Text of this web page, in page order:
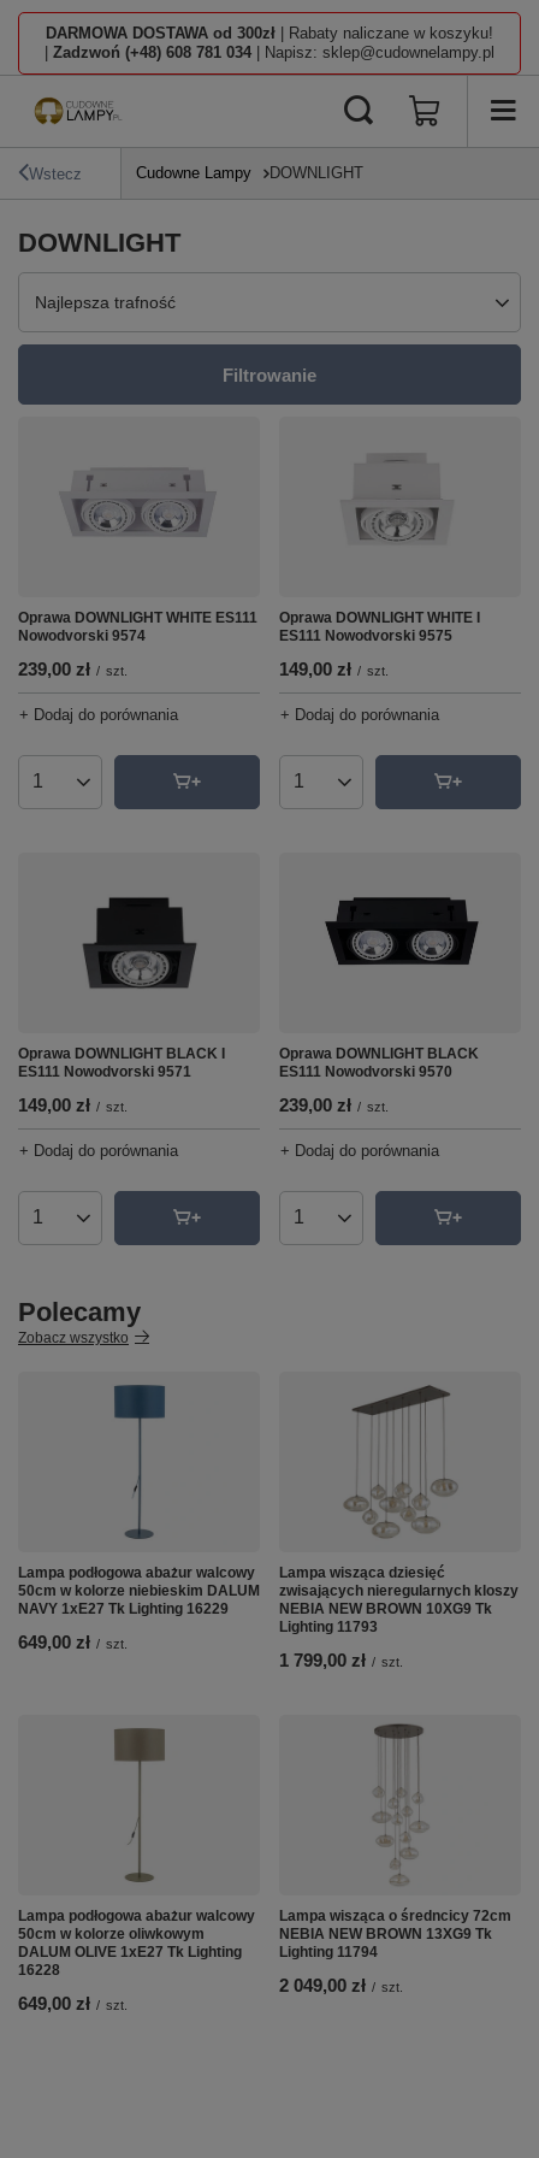
DARMOWA DOSTAWA od 300zł | Rabaty naliczane w koszyku!
Zadzwoń (+48) 608 781 034 | Napisz: sklep@cudownelampy.pl
Wstecz Cudowne Lampy DOWNLIGHT
DOWNLIGHT
Zmień sortowanie
Najlepsza trafność
Filtrowanie
Oprawa DOWNLIGHT WHITE ES111
Nowodvorski 9574
239,00 zł / szt.
+ Dodaj do porównania
Ilość produktów
Oprawa DOWNLIGHT WHITE I
ES111 Nowodvorski 9575
149,00 zł / szt.
+ Dodaj do porównania
Ilość produktów
Oprawa DOWNLIGHT BLACK I
ES111 Nowodvorski 9571
149,00 zł / szt.
+ Dodaj do porównania
Ilość produktów
Oprawa DOWNLIGHT BLACK
ES111 Nowodvorski 9570
239,00 zł / szt.
+ Dodaj do porównania
Ilość produktów
Polecamy
Zobacz wszystko
Lampa podłogowa abażur walcowy
50cm w kolorze niebieskim DALUM
NAVY 1xE27 Tk Lighting 16229
649,00 zł / szt.
Lampa wisząca dziesięć
zwisających nieregularnych kloszy
NEBIA NEW BROWN 10XG9 Tk
Lighting 11793
1 799,00 zł / szt.
Lampa podłogowa abażur walcowy
50cm w kolorze oliwkowym
DALUM OLIVE 1xE27 Tk Lighting
16228
649,00 zł / szt.
Lampa wisząca o średncicy 72cm
NEBIA NEW BROWN 13XG9 Tk
Lighting 11794
2 049,00 zł / szt.